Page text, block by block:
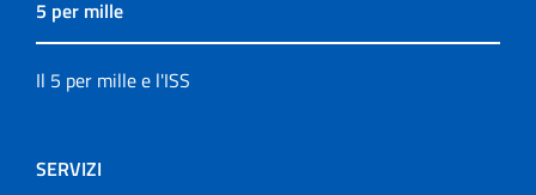
5 per mille
Il 5 per mille e l'ISS
SERVIZI